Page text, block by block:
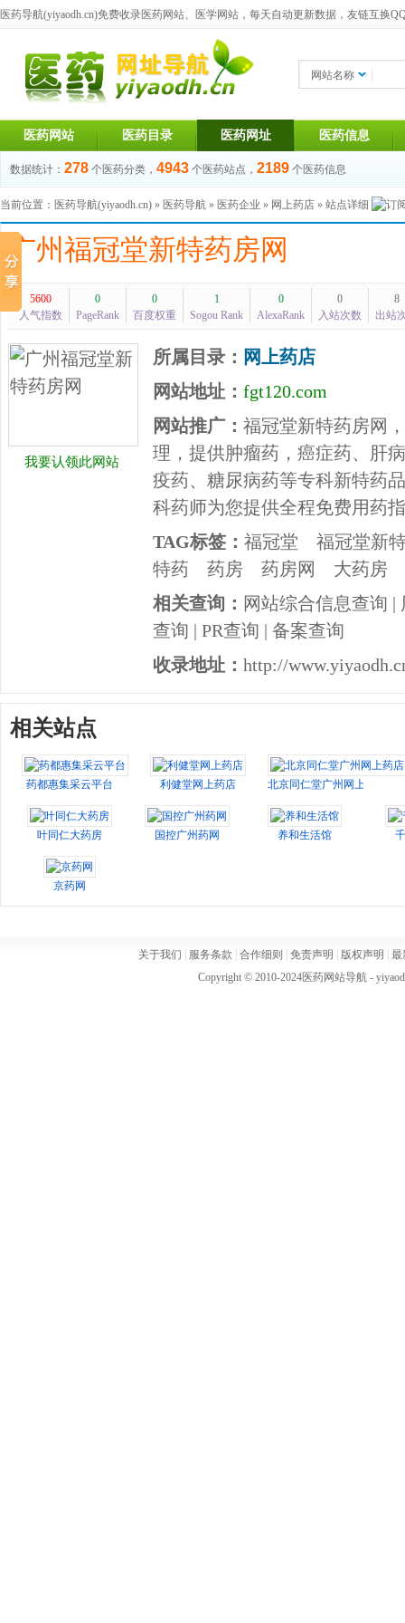
医药导航(yiyaodh.cn)免费收录医药网站、医学网站，每天自动更新数据，友链互换
网站名称
医药网站 医药目录 医药网址 医药信息
数据统计： 278 个医药分类， 4943 个医药站点， 2189 个医药信息
当前位置： 医药导航(yiyaodh.cn) » 医药导航 » 医药企业 » 网上药店 » 站点详细
广州福冠堂新特药房网
5600
人气指数
0
PageRank
0
百度权重
1
Sogou Rank
0
AlexaRank
0
入站次数
8
出站
我要认领此网站
所属目录： 网上药店
网站地址： fgt120.com
网站推广： 福冠堂新特药房网
理，提供肿瘤药，癌症药、肝
疫药、糖尿病药等专科新特药
科药师为您提供全程免费用药
TAG标签： 福冠堂
福冠堂新
特药
药房 药房网
大药房
相关查询： 网站综合信息查询 |
查询 | PR查询 | 备案查询
收录地址： http://
相关站点
药都惠集采云平台 利健堂网上药店 北京同仁堂广州网上药店
叶同仁大药房 国控广州药网 养和生活馆
京药网
关于我们 服务条款 合作细则 免责声明 版权声明
最
Copyright © 2010-2024医药网站导航-